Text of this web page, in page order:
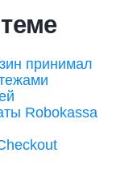
принимал
Robokassa